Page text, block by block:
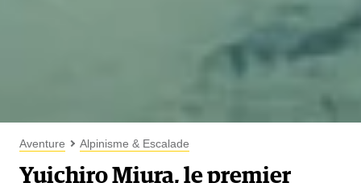
Aventure Alpinisme & Escalade
Yuichiro Miura, le premier